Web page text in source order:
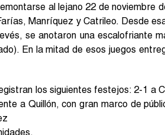
al lejano 22 de noviembre
Manríquez y Catrileo. Desde
se anotaron una escalofriante
En la mitad de esos juegos
los siguientes festejos: 2-1 a
a Quillón, con gran marco de